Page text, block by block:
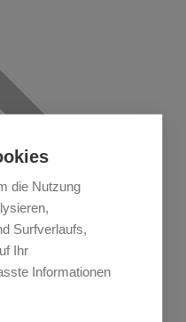
die Nutzung
Surfverlaufs,
Ihr
Informationen